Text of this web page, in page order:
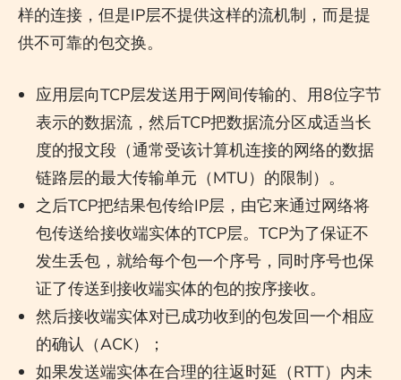
样的连接，但是IP层不提供这样的流机制，而是提
供不可靠的包交换。
应用层向TCP层发送用于网间传输的、用8位字节
表示的数据流，然后TCP把数据流分区成适当长
度的报文段（通常受该计算机连接的网络的数据
链路层的最大传输单元（MTU）的限制）。
之后TCP把结果包传给IP层，由它来通过网络将
包传送给接收端实体的TCP层。TCP为了保证不
发生丢包，就给每个包一个序号，同时序号也保
证了传送到接收端实体的包的按序接收。
然后接收端实体对已成功收到的包发回一个相应
的确认（ACK）；
如果发送端实体在合理的往返时延（RTT）内未